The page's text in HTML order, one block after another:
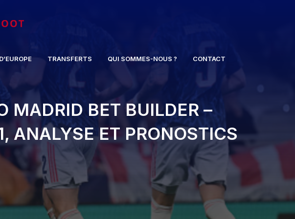
TRANSFERTS QUI SOMMES-NOUS ? CONTACT
MADRID BET BUILDER –
ANALYSE ET PRONOSTICS